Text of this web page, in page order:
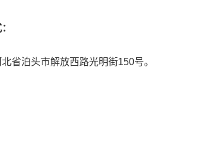
省泊头市解放西路光明街150号。